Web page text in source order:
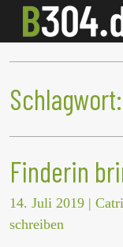
Schlagwort:
Finderin
14. Juli 2019 |
schreiben